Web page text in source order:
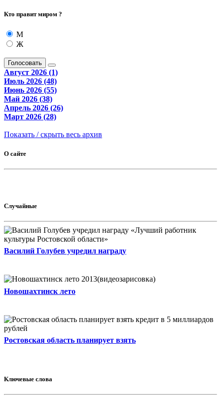
Кто правит миром ?
М
Ж
Голосовать
Август 2026 (1)
Июль 2026 (48)
Июнь 2026 (55)
Май 2026 (38)
Апрель 2026 (26)
Март 2026 (28)
Показать / скрыть весь архив
О сайте
Случайные
Василий Голубев учредил награду
Новошахтинск лето
Ростовская область планирует взять
Ключевые слова